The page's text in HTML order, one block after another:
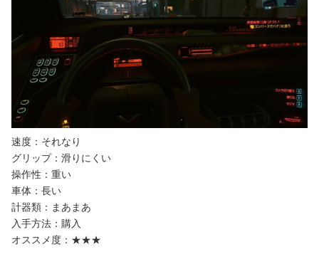
速度：それなり
グリップ：滑りにくい
操作性：重い
車体：長い
計器類：まあまあ
入手方法：購入
オススメ度：★★★